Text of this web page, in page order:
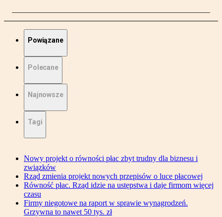
Powiązane
Polecane
Najnowsze
Tagi
Nowy projekt o równości płac zbyt trudny dla biznesu i
związków
Rząd zmienia projekt nowych przepisów o luce płacowej
Równość płac. Rząd idzie na ustępstwa i daje firmom więcej
czasu
Firmy niegotowe na raport w sprawie wynagrodzeń.
Grzywna to nawet 50 tys. zł